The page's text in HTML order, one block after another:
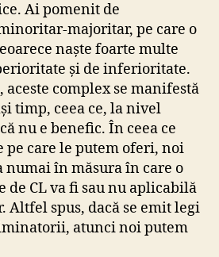
Ai pomenit de
majoritar, pe care o
naște foarte multe
și de inferioritate.
complex se manifestă
timp, ceea ce, la nivel
nu e benefic. În ceea ce
care le putem oferi, noi
numai în măsura în care o
de CL va fi sau nu aplicabilă
Altfel spus, dacă se emit legi
atunci noi putem